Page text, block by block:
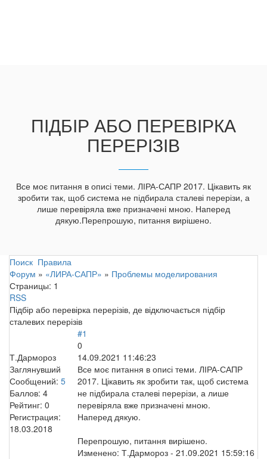
ПІДБІР АБО ПЕРЕВІРКА
ПЕРЕРІЗІВ
Все моє питання в описі теми. ЛІРА-САПР 2017. Цікавить як
зробити так, щоб система не підбирала сталеві перерізи, а
лише перевіряла вже призначені мною. Наперед
дякую.Перепрошую, питання вирішено.
Поиск Правила
Форум » «ЛИРА-САПР» » Проблемы моделирования
Страницы: 1
RSS
Підбір або перевірка перерізів, де відключається підбір
сталевих перерізів
Т.Дармороз
Заглянувший
Сообщений: 5
Баллов: 4
Рейтинг: 0
Регистрация:
18.03.2018
#1
0
14.09.2021 11:46:23
Все моє питання в описі теми. ЛІРА-САПР
2017. Цікавить як зробити так, щоб система
не підбирала сталеві перерізи, а лише
перевіряла вже призначені мною.
Наперед дякую.
Перепрошую, питання вирішено.
Изменено: Т.Дармороз - 21.09.2021 15:59:16